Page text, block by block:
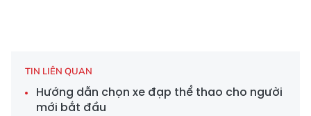
TIN LIÊN QUAN
Hướng dẫn chọn xe đạp thể thao cho người
mới bắt đầu